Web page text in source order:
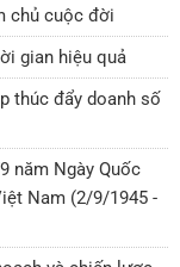
chủ cuộc đời
gian hiệu quả
thúc đẩy doanh số
năm Ngày Quốc
Nam (2/9/1945 -